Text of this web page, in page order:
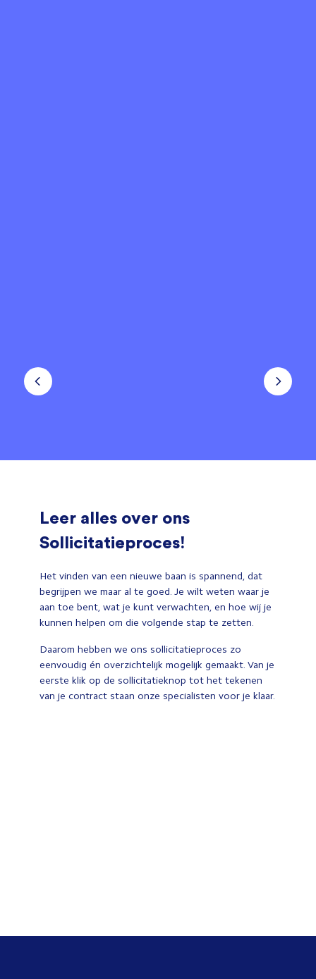
Leer alles over ons
Sollicitatieproces!
Het vinden van een nieuwe baan is spannend, dat
begrijpen we maar al te goed. Je wilt weten waar je
aan toe bent, wat je kunt verwachten, en hoe wij je
kunnen helpen om die volgende stap te zetten.
Daarom hebben we ons sollicitatieproces zo
eenvoudig én overzichtelijk mogelijk gemaakt. Van je
eerste klik op de sollicitatieknop tot het tekenen
van je contract staan onze specialisten voor je klaar.